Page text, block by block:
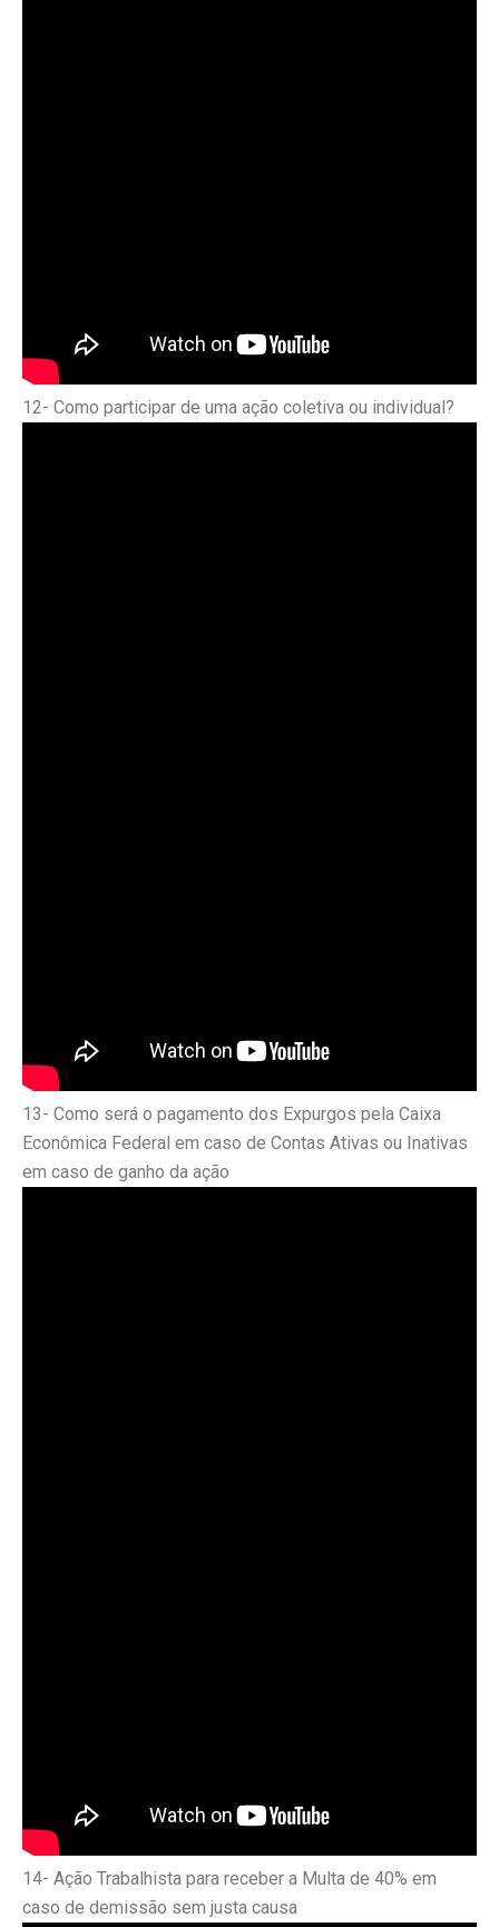
12- Como participar de uma ação coletiva ou individual?
13- Como será o pagamento dos Expurgos pela Caixa
Econômica Federal em caso de Contas Ativas ou Inativas
em caso de ganho da ação
14- Ação Trabalhista para receber a Multa de 40% em
caso de demissão sem justa causa